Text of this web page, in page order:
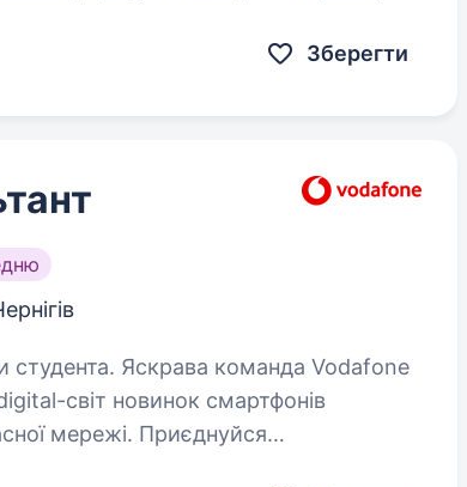
Зберегти
Vodafone
світ новинок смартфонів
мережі. Приєднуйся